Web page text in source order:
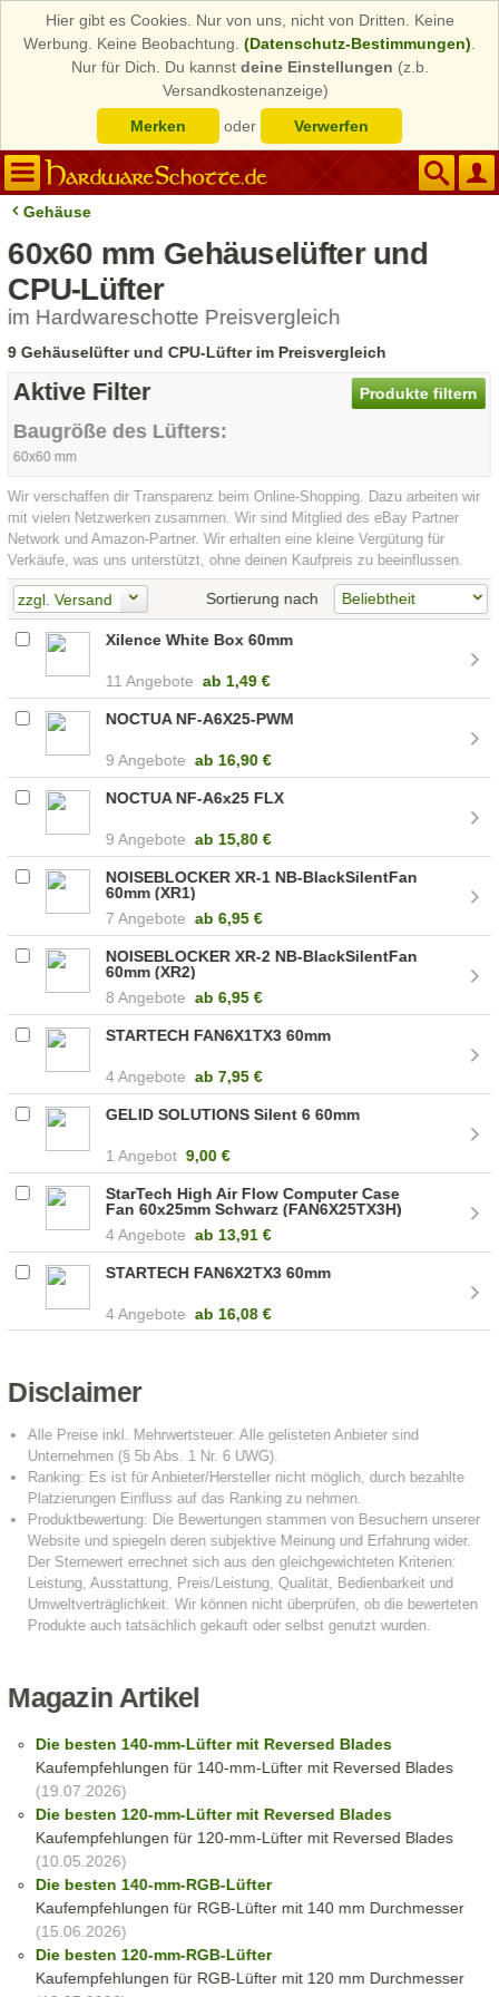
Hier gibt es Cookies. Nur von uns, nicht von Dritten. Keine
Werbung. Keine Beobachtung. (Datenschutz-Bestimmungen)
Nur für Dich. Du kannst deine Einstellungen (z.b.
Versandkostenanzeige)
Merken
oder Verwerfen
Gehäuse
60x60 mm Gehäuselüfter und
CPU-Lüfter
im Hardwareschotte Preisvergleich
9 Gehäuselüfter und CPU-Lüfter im Preisvergleich
Produkte filtern
Aktive Filter
Baugröße des Lüfters:
60x60 mm
Wir verschaffen dir Transparenz beim Online-Shopping. Dazu arbeiten wir
mit vielen Netzwerken zusammen. Wir sind Mitglied des eBay Partner
Network und Amazon-Partner. Wir erhalten eine kleine Vergütung für
Verkäufe, was uns unterstützt, ohne deinen Kaufpreis zu beeinflussen.
zzgl. Versand Sortierung nach
Xilence White Box 60mm
11 Angebote ab 1,49 €
NOCTUA NF-A6X25-PWM
9 Angebote ab 16,90 €
NOCTUA NF-A6x25 FLX
9 Angebote ab 15,80 €
NOISEBLOCKER XR-1 NB-BlackSilentFan
60mm (XR1)
7 Angebote ab 6,95 €
NOISEBLOCKER XR-2 NB-BlackSilentFan
60mm (XR2)
8 Angebote ab 6,95 €
STARTECH FAN6X1TX3 60mm
4 Angebote ab 7,95 €
GELID SOLUTIONS Silent 6 60mm
1 Angebot 9,00 €
StarTech High Air Flow Computer Case
Fan 60x25mm Schwarz (FAN6X25TX3H)
4 Angebote ab 13,91 €
STARTECH FAN6X2TX3 60mm
4 Angebote ab 16,08 €
Disclaimer
Magazin Artikel
Die besten 140-mm-Lüfter mit Reversed Blades
Kaufempfehlungen für 140-mm-Lüfter mit Reversed Blades
(19.07.2026)
Die besten 120-mm-Lüfter mit Reversed Blades
Kaufempfehlungen für 120-mm-Lüfter mit Reversed Blades
(10.05.2026)
Die besten 140-mm-RGB-Lüfter
Kaufempfehlungen für RGB-Lüfter mit 140 mm Durchmesser
(15.06.2026)
Die besten 120-mm-RGB-Lüfter
Kaufempfehlungen für RGB-Lüfter mit 120 mm Durchmesser